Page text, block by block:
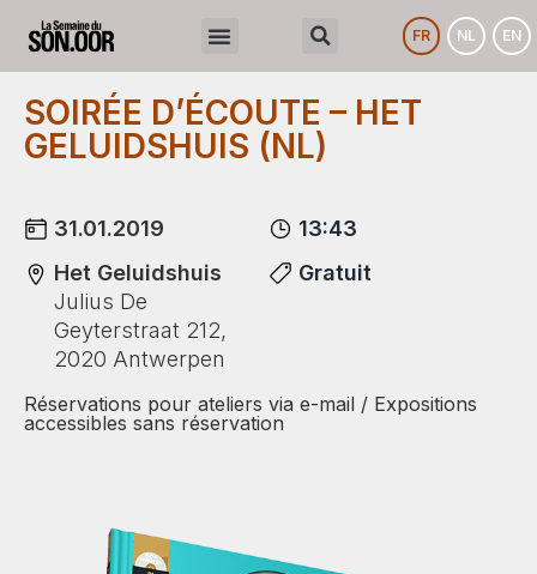
FR NL EN
SOIRÉE D’ÉCOUTE – HET
GELUIDSHUIS (NL)
31.01.2019
Het Geluidshuis
Julius De
Geyterstraat 212,
2020 Antwerpen
13:43
Gratuit
Réservations pour ateliers via e-mail / Expositions
accessibles sans réservation